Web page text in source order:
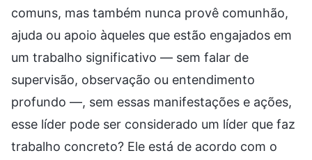
comuns, mas também nunca provê comunhão,
ajuda ou apoio àqueles que estão engajados em
um trabalho significativo — sem falar de
supervisão, observação ou entendimento
profundo —, sem essas manifestações e ações,
esse líder pode ser considerado um líder que faz
trabalho concreto? Ele está de acordo com o